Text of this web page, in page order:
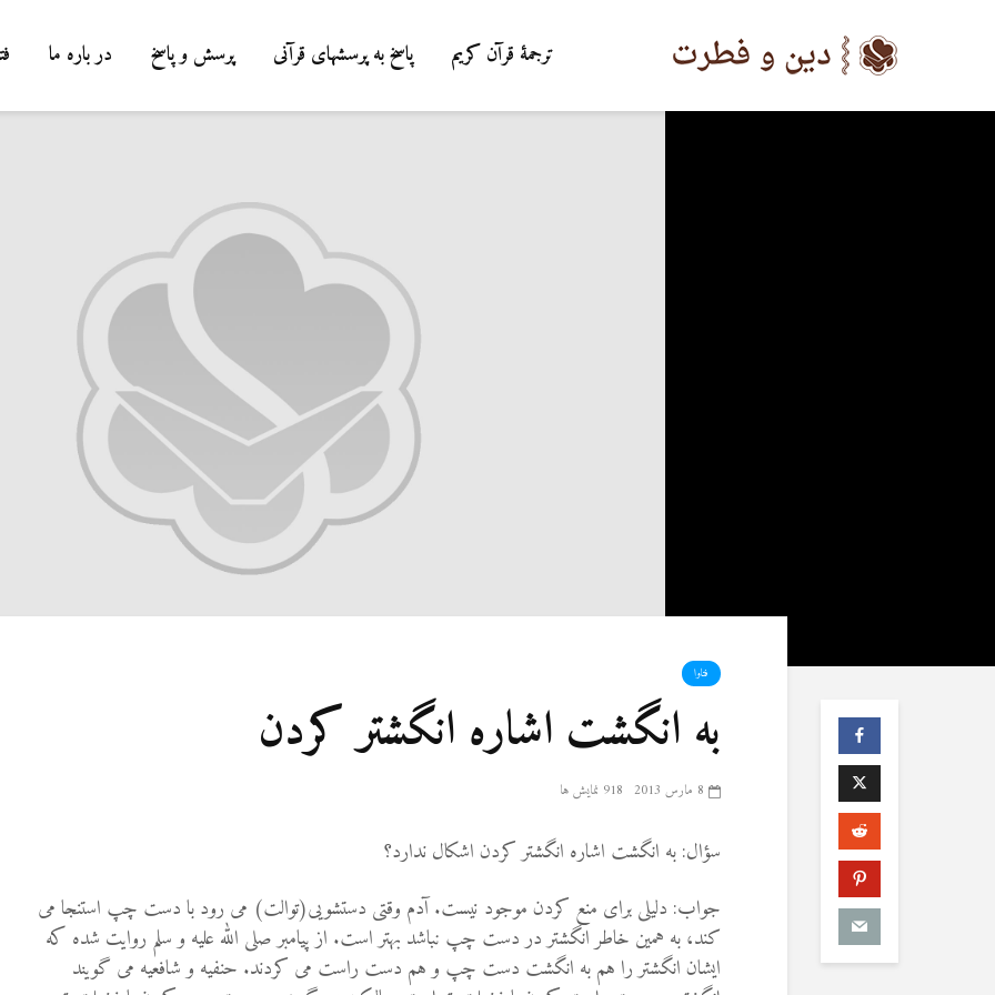
ترجمۀ قرآن کریم پاسخ به پرسشهای قرآنی پرسش و پاسخ در باره ما
فتاوا
به انگشت اشاره انگشتر کردن
8 مارس 2013 918 نمایش ها
سؤال: به انگشت اشاره انگشتر کردن اشکال ندارد؟
جواب: دلیلی برای منع کردن موجود نیست. آدم وقتی دستشویی(توالت) می رود با دست چپ استنجا می
کند، به همین خاطر انگشتر در دست چپ نباشد بهتر است. از پیامبر صلی الله علیه و سلم روایت شده که
ایشان انگشتر را هم به انگشت دست چپ و هم دست راست می کردند. حنفیه و شافعیه می گویند